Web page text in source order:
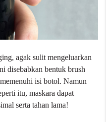
agak sulit mengeluarkan
disebabkan bentuk brush
isi botol. Namun
itu, maskara dapat
serta tahan lama!